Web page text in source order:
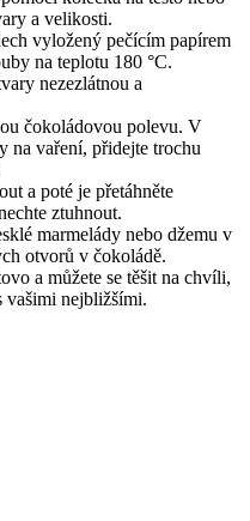
a velikosti.
vyložený pečícím papírem
na teplotu 180 °C.
nezezlátnou a
čokoládovou polevu. V
na vaření, přidejte trochu
a poté je přetáhněte
ztuhnout.
marmelády nebo džemu v
otvorů v čokoládě.
a můžete se těšit na chvíli,
vašimi nejbližšími.